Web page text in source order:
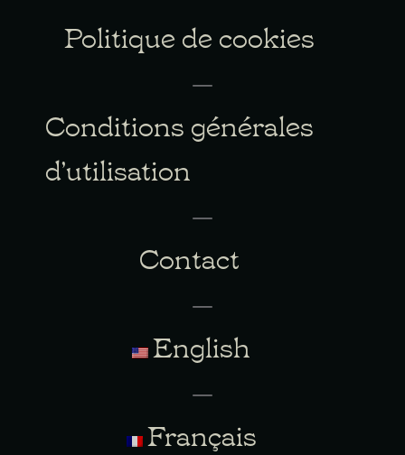
Politique de cookies
Conditions générales
d’utilisation
Contact
English
Français